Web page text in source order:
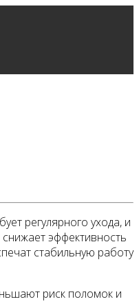
регулярного ухода, и
эффективность
стабильную работу
риск поломок и